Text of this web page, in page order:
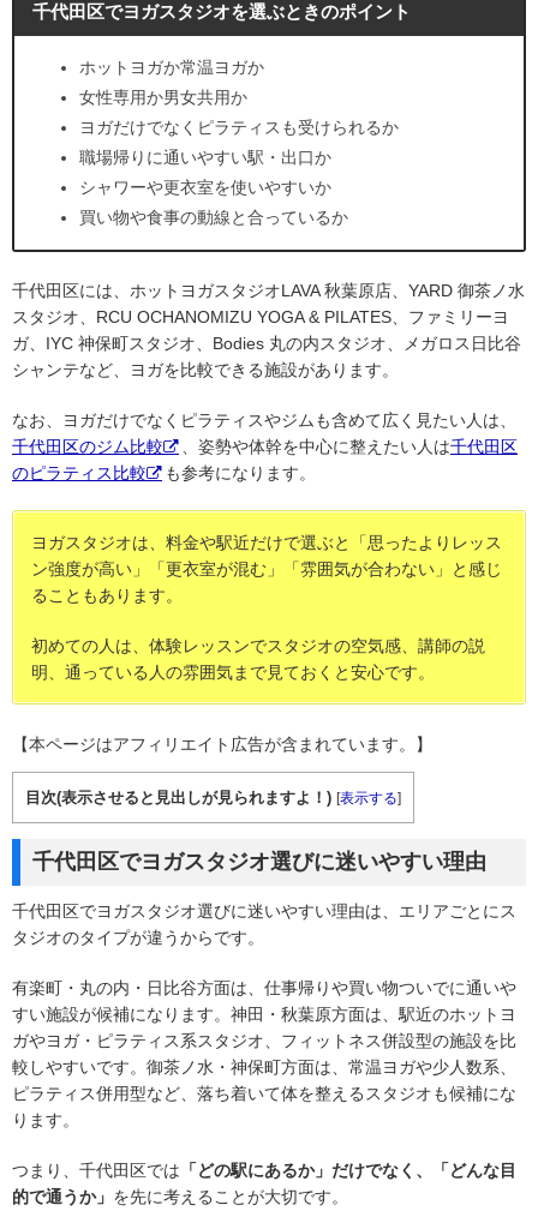
千代田区でヨガスタジオを選ぶときのポイント
ホットヨガか常温ヨガか
女性専用か男女共用か
ヨガだけでなくピラティスも受けられるか
職場帰りに通いやすい駅・出口か
シャワーや更衣室を使いやすいか
買い物や食事の動線と合っているか
千代田区には、ホットヨガスタジオLAVA 秋葉原店、YARD 御茶ノ水
スタジオ、RCU OCHANOMIZU YOGA & PILATES、ファミリーヨ
ガ、IYC 神保町スタジオ、Bodies 丸の内スタジオ、メガロス日比谷
シャンテなど、ヨガを比較できる施設があります。
なお、ヨガだけでなくピラティスやジムも含めて広く見たい人は、
千代田区のジム比較
、姿勢や体幹を中心に整えたい人は千代田区
のピラティス比較
も参考になります。
ヨガスタジオは、料金や駅近だけで選ぶと「思ったよりレッス
ン強度が高い」「更衣室が混む」「雰囲気が合わない」と感じ
ることもあります。
初めての人は、体験レッスンでスタジオの空気感、講師の説
明、通っている人の雰囲気まで見ておくと安心です。
【本ページはアフィリエイト広告が含まれています。】
目次(表示させると見出しが見られますよ！) [表示する]
千代田区でヨガスタジオ選びに迷いやすい理由
千代田区でヨガスタジオ選びに迷いやすい理由は、エリアごとにス
タジオのタイプが違うからです。
有楽町・丸の内・日比谷方面は、仕事帰りや買い物ついでに通いや
すい施設が候補になります。神田・秋葉原方面は、駅近のホットヨ
ガやヨガ・ピラティス系スタジオ、フィットネス併設型の施設を比
較しやすいです。御茶ノ水・神保町方面は、常温ヨガや少人数系、
ピラティス併用型など、落ち着いて体を整えるスタジオも候補にな
ります。
つまり、千代田区では 「どの駅にあるか」だけでなく、「どんな目
的で通うか」 を先に考えることが大切です。